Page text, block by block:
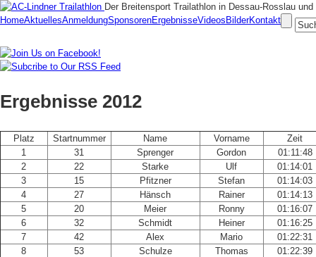
Der Breitensport Trailathlon in Dessau-Rosslau und
HomeAktuellesAnmeldungSponsorenErgebnisseVideos BilderKontakt
Ergebnisse 2012
Platz Startnummer Name Vorname
Zeit
1
31 Sprenger Gordon
01:11:48
2
22 Starke Ulf
01:14:01
3
15 Pfitzner Stefan
01:14:03
4
27 Hänsch Rainer
01:14:13
5
20 Meier Ronny
01:16:07
6
32 Schmidt Heiner
01:16:25
7
42 Alex Mario
01:22:31
8
53 Schulze Thomas
01:22:39